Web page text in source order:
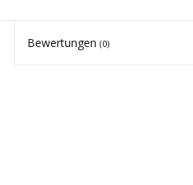
Bewertungen (0)